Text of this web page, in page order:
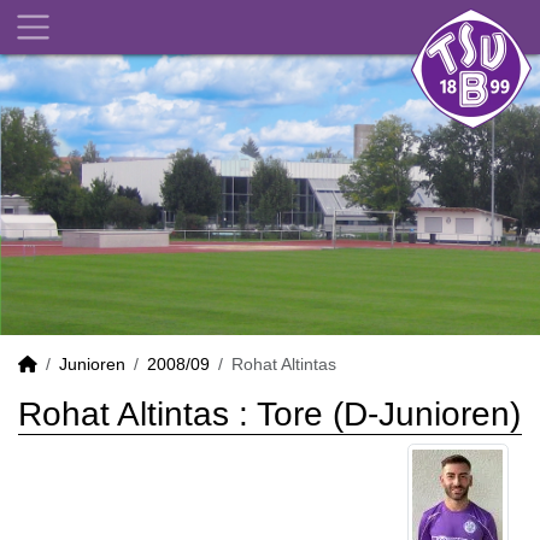
Junioren 2008/09 Rohat Altintas
Rohat Altintas : Tore (D-Junioren)